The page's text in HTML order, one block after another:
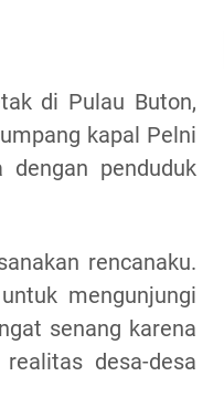
di Pulau Buton,
kapal Pelni
dengan penduduk
rencanaku.
mengunjungi
senang karena
desa-desa